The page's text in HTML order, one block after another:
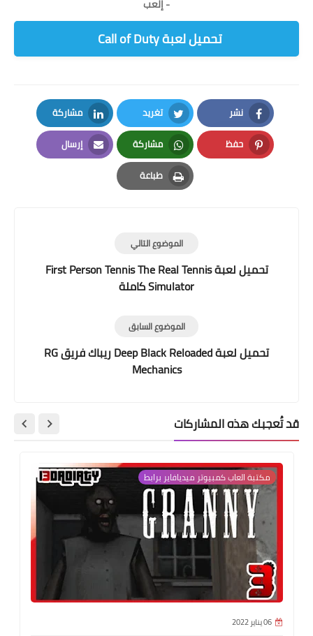
- إلعب
تحميل لعبة Call of Duty
نشر
Facebook
تغريد
Twitter
مشاركة
LinkedIn
حفظ
Pinterest
مشاركة
Whatsapp
إرسال
Email
طباعة
Print
الموضوع التالي
تحميل لعبة First Person Tennis The Real Tennis
Simulator كاملة
الموضوع السابق
تحميل لعبة Deep Black Reloaded ريباك فريق RG
Mechanics
قد تُعجبك هذه المشاركات
مكتبة العاب كمبيوتر ميديافاير برابط
06 يناير 2022